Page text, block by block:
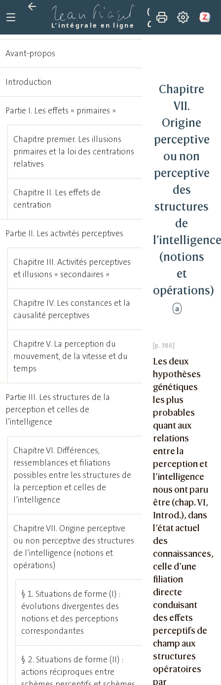
L’intégrale en ligne
(1961)
Les
Chapitre VII.
Chapitre
VII.
Origine
perceptive
ou non
perceptive
des
structures
de
(notions
et
opérations)
a
Les deux
hypothèses
génétiques
les plus
probables
quant aux
relations
entre la
perception et
l’intelligence
nous ont paru
être (chap. VI,
Introd.), dans
l’état actuel
des
connaissances,
celle d’une
filiation
directe
conduisant
des effets
perceptifs de
champ aux
structures
opératoires
par
Avant-propos
Introduction
Partie I. Les effets « primaires »
Chapitre premier. Les illusions
primaires et la loi des centrations
relatives
Chapitre II. Les effets de
centration
Partie II. Les activités perceptives
Chapitre III. Activités perceptives
et illusions « secondaires »
Chapitre IV. Les constances et la
causalité perceptives
Chapitre V. La perception du
mouvement, de la vitesse et du
temps
Partie III. Les structures de la
perception et celles de
l’intelligence
Chapitre VI. Différences,
ressemblances et filiations
possibles entre les structures de
la perception et celles de
l’intelligence
Chapitre VII. Origine perceptive
ou non perceptive des structures
de l’intelligence (notions et
opérations)
§ 1. Situations de forme (I) :
évolutions divergentes des
notions et des perceptions
correspondantes
§ 2. Situations de forme (II) :
actions réciproques entre